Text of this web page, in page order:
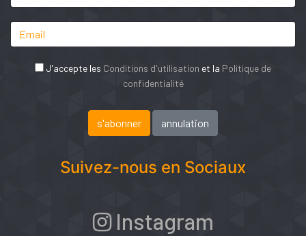
J'accepte les Conditions d'utilisation et la Politique de
confidentialité
Suivez-nous en Sociaux
Instagram